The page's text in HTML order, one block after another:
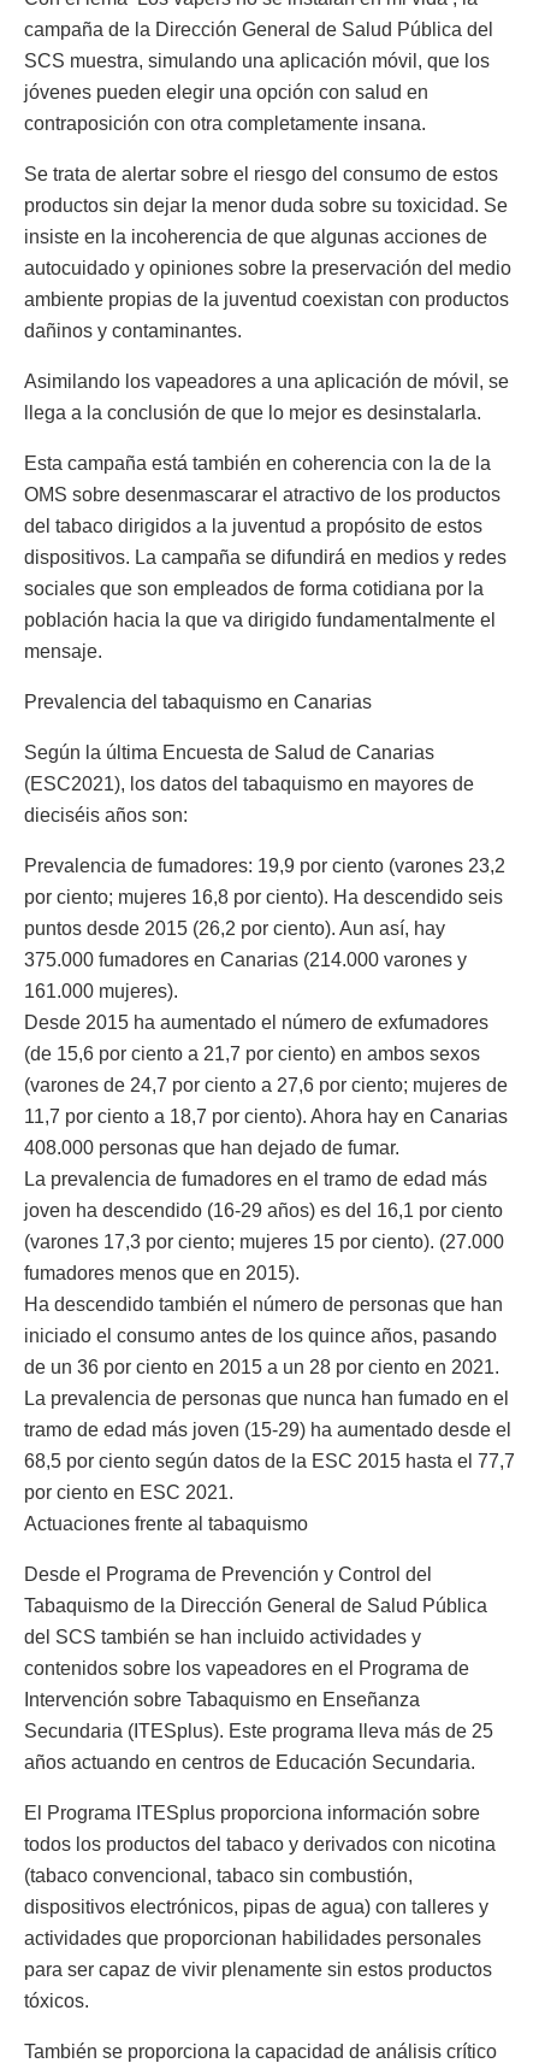
campaña de la Dirección General de Salud Pública del
SCS muestra, simulando una aplicación móvil, que los
jóvenes pueden elegir una opción con salud en
contraposición con otra completamente insana.
Se trata de alertar sobre el riesgo del consumo de estos
productos sin dejar la menor duda sobre su toxicidad. Se
insiste en la incoherencia de que algunas acciones de
autocuidado y opiniones sobre la preservación del medio
ambiente propias de la juventud coexistan con productos
dañinos y contaminantes.
Asimilando los vapeadores a una aplicación de móvil, se
llega a la conclusión de que lo mejor es desinstalarla.
Esta campaña está también en coherencia con la de la
OMS sobre desenmascarar el atractivo de los productos
del tabaco dirigidos a la juventud a propósito de estos
dispositivos. La campaña se difundirá en medios y redes
sociales que son empleados de forma cotidiana por la
población hacia la que va dirigido fundamentalmente el
mensaje.
Prevalencia del tabaquismo en Canarias
Según la última Encuesta de Salud de Canarias
(ESC2021), los datos del tabaquismo en mayores de
dieciséis años son:
Prevalencia de fumadores: 19,9 por ciento (varones 23,2
por ciento; mujeres 16,8 por ciento). Ha descendido seis
puntos desde 2015 (26,2 por ciento). Aun así, hay
375.000 fumadores en Canarias (214.000 varones y
161.000 mujeres).
Desde 2015 ha aumentado el número de exfumadores
(de 15,6 por ciento a 21,7 por ciento) en ambos sexos
(varones de 24,7 por ciento a 27,6 por ciento; mujeres de
11,7 por ciento a 18,7 por ciento). Ahora hay en Canarias
408.000 personas que han dejado de fumar.
La prevalencia de fumadores en el tramo de edad más
joven ha descendido (16-29 años) es del 16,1 por ciento
(varones 17,3 por ciento; mujeres 15 por ciento). (27.000
fumadores menos que en 2015).
Ha descendido también el número de personas que han
iniciado el consumo antes de los quince años, pasando
de un 36 por ciento en 2015 a un 28 por ciento en 2021.
La prevalencia de personas que nunca han fumado en el
tramo de edad más joven (15-29) ha aumentado desde el
68,5 por ciento según datos de la ESC 2015 hasta el 77,7
por ciento en ESC 2021.
Actuaciones frente al tabaquismo
Desde el Programa de Prevención y Control del
Tabaquismo de la Dirección General de Salud Pública
del SCS también se han incluido actividades y
contenidos sobre los vapeadores en el Programa de
Intervención sobre Tabaquismo en Enseñanza
Secundaria (ITESplus). Este programa lleva más de 25
años actuando en centros de Educación Secundaria.
El Programa ITESplus proporciona información sobre
todos los productos del tabaco y derivados con nicotina
(tabaco convencional, tabaco sin combustión,
dispositivos electrónicos, pipas de agua) con talleres y
actividades que proporcionan habilidades personales
para ser capaz de vivir plenamente sin estos productos
tóxicos.
También se proporciona la capacidad de análisis crítico